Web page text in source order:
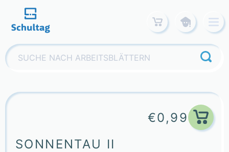
content
Suchen
nach:
€0,99
SONNENTAU II